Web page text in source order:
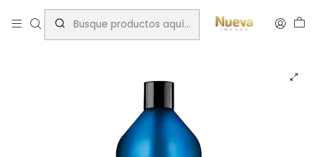
Inicio Tratamientos capilares Marcas
REDKEN SHAMPO EXTREME 1000ML